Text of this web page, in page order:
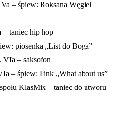
– śpiew: Roksana Węgiel
taniec hip hop
piosenka „List do Boga”
VIa – saksofon
– śpiew: Pink „What about us”
KlasMix – taniec do utworu